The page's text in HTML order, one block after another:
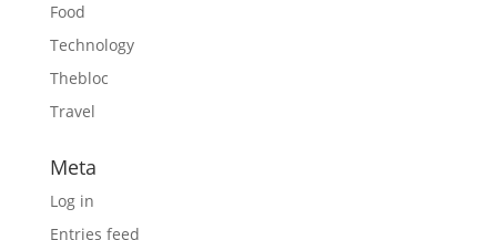
Food
Technology
Thebloc
Travel
Meta
Log in
Entries feed